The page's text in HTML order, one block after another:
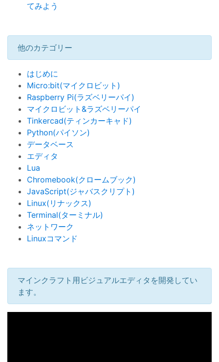
てみよう
他のカテゴリー
はじめに
Micro:bit(マイクロビット)
Raspberry Pi(ラズベリーパイ)
マイクロビット&ラズベリーパイ
Tinkercad(ティンカーキャド)
Python(パイソン)
データベース
エディタ
Lua
Chromebook(クロームブック)
JavaScript(ジャバスクリプト)
Linux(リナックス)
Terminal(ターミナル)
ネットワーク
Linuxコマンド
マインクラフト用ビジュアルエディタを開発してい
ます。